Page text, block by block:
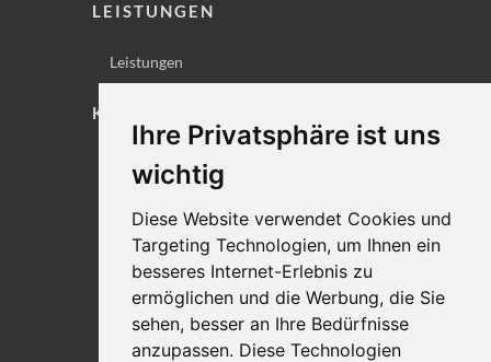
Ihre Privatsphäre ist uns
wichtig
Diese Website verwendet Cookies und
Targeting Technologien, um Ihnen ein
besseres Internet-Erlebnis zu
ermöglichen und die Werbung, die Sie
sehen, besser an Ihre Bedürfnisse
anzupassen. Diese Technologien
LEISTUNGEN
Leistungen
KONTAKT
Lageplan
Datenschutz
Cookie-Einstellungen